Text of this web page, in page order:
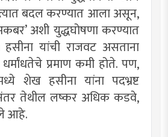
त्यात बदल करण्यात आला असून,
अशी युद्धघोषणा करण्यात
यांची राजवट असताना
प्रमाण कमी होते. पण,
शेख हसीना यांना पदभ्रष्ट
तेथील लष्कर अधिक कडवे,
आहे.